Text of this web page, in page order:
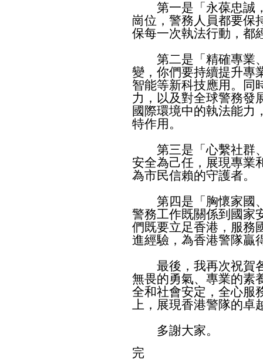
第一是「永葆忠誠，
崗位，警務人員都要保
保每一次執法行動，都
第二是「精確專業、
變，你們要持續提升專
智能等新科技應用。同
力，以及對全球警務發
國際環境中的執法能力
特作用。
第三是「心繫社群、
安全為己任，展現專業
為市民信賴的守護者。
第四是「胸懷家國、
警務工作既關係到國家
們既要立足香港，服務
進經驗，為香港警隊贏
最後，我再次祝賀各
無畏的勇氣、專業的素
全和社會安定，全心服
上，展現香港警隊的卓
多謝大家。
完